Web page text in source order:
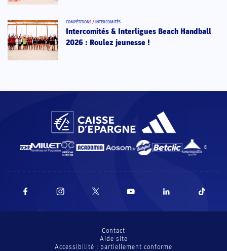
COMPÉTITIONS / INTERCOMITÉS
Intercomités & Interligues Beach Handball
2026 : Roulez jeunesse !
Contact
Aide site
Accessibilité : partiellement conforme